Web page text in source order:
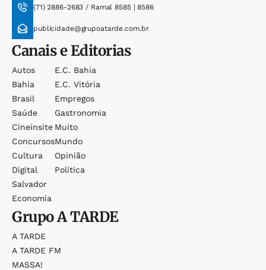
(71) 2886-2683 / Ramal 8585 | 8586
publicidade@grupoatarde.com.br
Canais e Editorias
Autos
Bahia
Brasil
Saúde
Cineinsite
Concursos
Cultura
Digital
Salvador
Economia
E.c. Bahia
E.c. Vitória
Empregos
Gastronomia
Muito
Mundo
Opinião
Política
GrupoA TARDE
A TARDE
A TARDE FM
MASSA!